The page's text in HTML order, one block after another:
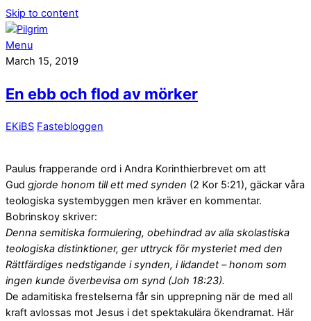
Skip to content
Menu
March 15, 2019
En ebb och flod av mörker
EKiBS Fastebloggen
Paulus frapperande ord i Andra Korinthierbrevet om att
Gud gjorde honom till ett med synden (2 Kor 5:21), gäckar våra
teologiska systembyggen men kräver en kommentar.
Bobrinskoy skriver:
Denna semitiska formulering, obehindrad av alla skolastiska
teologiska distinktioner, ger uttryck för mysteriet med den
Rättfärdiges nedstigande i synden, i lidandet – honom som
ingen kunde överbevisa om synd (Joh 18:23).
De adamitiska frestelserna får sin upprepning när de med all
kraft avlossas mot Jesus i det spektakulära ökendramat. Här